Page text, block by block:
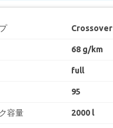
Crossover
68 g/km
full
95
容量 2000 l